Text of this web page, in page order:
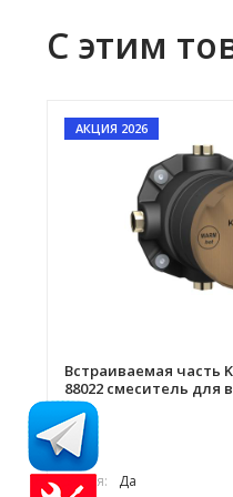
С этим
АКЦИЯ 2026
Встраиваемая часть
88022 смеситель для
Акция:
Да